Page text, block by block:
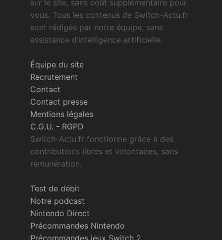
sur le site, sans coût supplémentaire pour
vous. Tous les contenus de Switch-Actu.fr
sont rédigés par notre équipe, sans
assistance d’intelligence artificielle.
Équipe du site
Recrutement
Contact
Contact presse
Mentions légales
C.G.U. - RGPD
Switch-Actu.fr fonctionne grâce à des
contributions libres et volontaires, sans
rémunération.
Test de débit
Notre podcast
Nintendo Direct
Précommandes Nintendo
Précommandes jeux Switch 2